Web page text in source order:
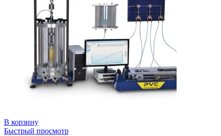
В корзину
Быстрый просмотр